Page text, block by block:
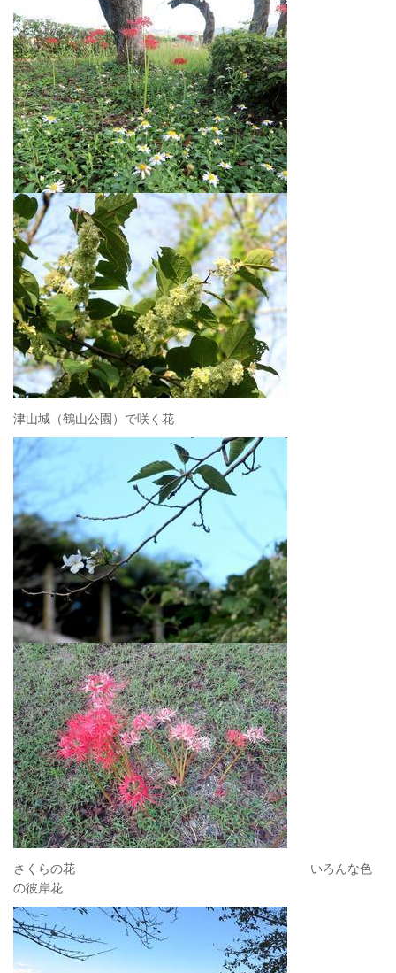
津山城（鶴山公園）で咲く花
さくらの花 いろんな色
の彼岸花